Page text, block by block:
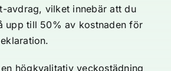
avdrag, vilket innebär att du
upp till 50% av kostnaden för
högkvalitativ veckostädning